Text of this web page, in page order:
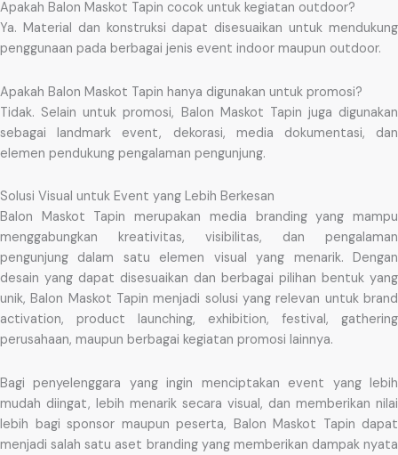
Apakah Balon Maskot Tapin cocok untuk kegiatan outdoor?
Ya. Material dan konstruksi dapat disesuaikan untuk mendukung
penggunaan pada berbagai jenis event indoor maupun outdoor.
Apakah Balon Maskot Tapin hanya digunakan untuk promosi?
Tidak. Selain untuk promosi, Balon Maskot Tapin juga digunakan
sebagai landmark event, dekorasi, media dokumentasi, dan
elemen pendukung pengalaman pengunjung.
Solusi Visual untuk Event yang Lebih Berkesan
Balon Maskot Tapin merupakan media branding yang mampu
menggabungkan kreativitas, visibilitas, dan pengalaman
pengunjung dalam satu elemen visual yang menarik. Dengan
desain yang dapat disesuaikan dan berbagai pilihan bentuk yang
unik, Balon Maskot Tapin menjadi solusi yang relevan untuk brand
activation, product launching, exhibition, festival, gathering
perusahaan, maupun berbagai kegiatan promosi lainnya.
Bagi penyelenggara yang ingin menciptakan event yang lebih
mudah diingat, lebih menarik secara visual, dan memberikan nilai
lebih bagi sponsor maupun peserta, Balon Maskot Tapin dapat
menjadi salah satu aset branding yang memberikan dampak nyata